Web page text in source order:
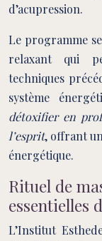
d’acupression.
Le programme
relaxant qui
techniques
système
détoxifier en
l’esprit, offrant
énergétique.
Rituel de
essentielles
L’Institut